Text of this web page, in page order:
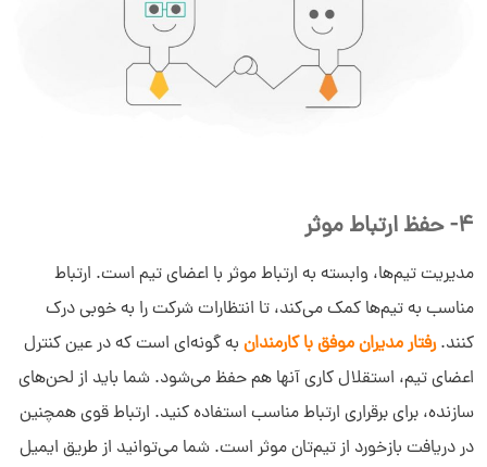
4- حفظ ارتباط موثر
مدیریت تیم‌ها، وابسته به ارتباط موثر با اعضای تیم است. ارتباط
مناسب به تیم‌ها کمک می‌کند، تا انتظارات شرکت را به خوبی درک
کنند.رفتار مدیران موفق با کارمندان به گونه‌ای است که در عین کنترل
اعضای تیم، استقلال کاری آنها هم حفظ می‌شود. شما باید از لحن‌های
سازنده، برای برقراری ارتباط مناسب استفاده کنید. ارتباط قوی همچنین
در دریافت بازخورد از تیم‌تان موثر است. شما می‌توانید از طریق ایمیل